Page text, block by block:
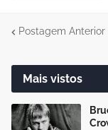
Postagem Anterior
Mais vistos